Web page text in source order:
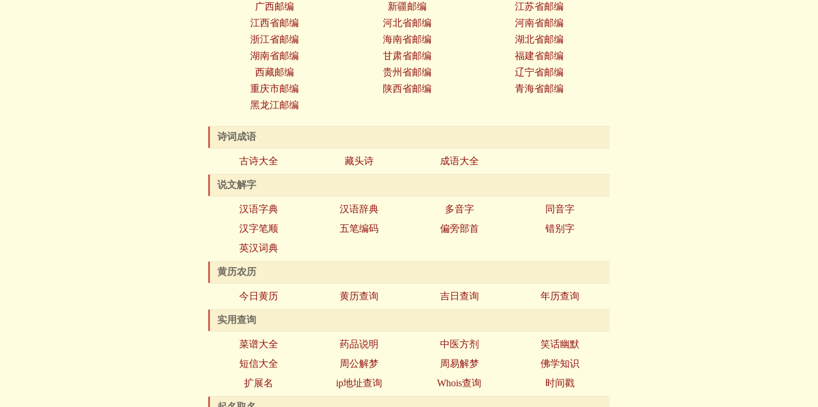
广西邮编
新疆邮编
江苏省邮编
江西省邮编
河北省邮编
河南省邮编
浙江省邮编
海南省邮编
湖北省邮编
湖南省邮编
甘肃省邮编
福建省邮编
西藏邮编
贵州省邮编
辽宁省邮编
重庆市邮编
陕西省邮编
青海省邮编
黑龙江邮编
诗词成语
古诗大全 藏头诗 成语大全
说文解字
汉语字典 汉语辞典 多音字
同音字
汉字笔顺
五笔编码 偏旁部首
错别字
英汉词典
黄历农历
今日黄历 黄历查询 吉日查询 年历查询
实用查询
菜谱大全 药品说明 中医方剂
笑话幽默
短信大全
周公解梦 周易解梦
佛学知识
扩展名
ip地址查询 Whois查询 时间戳